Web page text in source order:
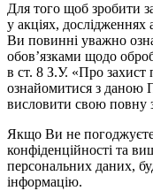
Для того щоб зробити
у акціях,
Ви повинні уважно
обов’язками щодо
в ст. 8 З.У. «Про
ознайомитися з даною
висловити свою повну
Якщо Ви не
конфіденційності та
персональних даних,
інформацію.